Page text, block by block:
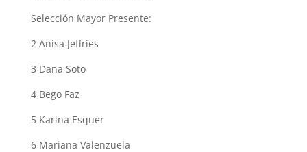
Selección Mayor Presente:
2 Anisa Jeffries
3 Dana Soto
4 Bego Faz
5 Karina Esquer
6 Mariana Valenzuela